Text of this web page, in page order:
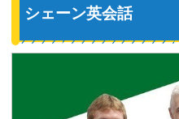
シェーン英会話